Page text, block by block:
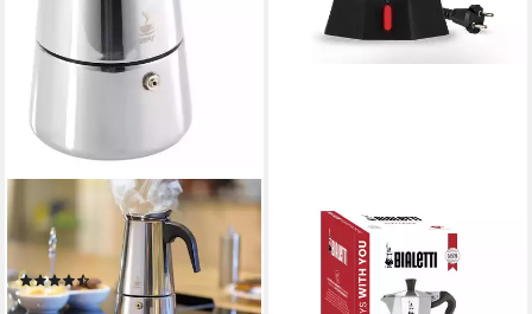
GEFU
Espressokocher, für alle
Herdarten
(253)
ab 24,95 €